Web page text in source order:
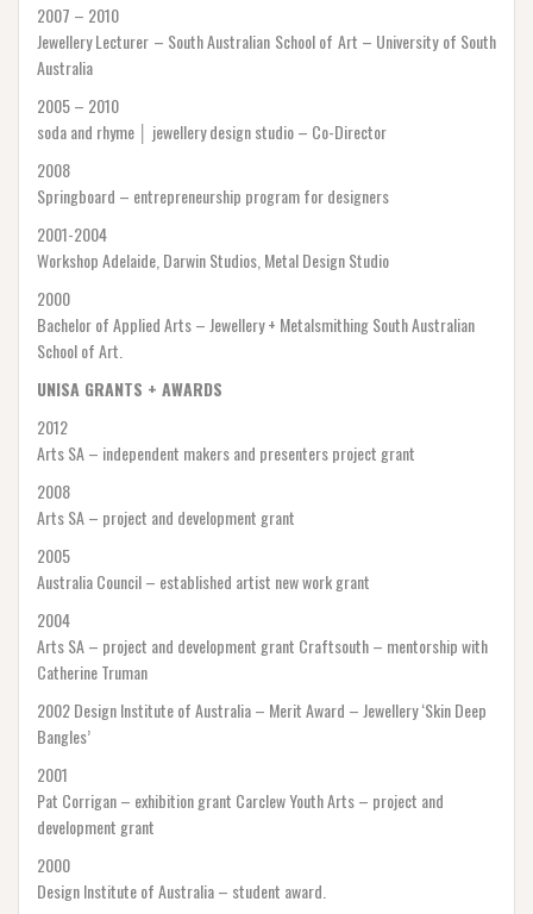
2007 – 2010
Jewellery Lecturer – South Australian School of Art – University of South
Australia
2005 – 2010
soda and rhyme │ jewellery design studio – Co-Director
2008
Springboard – entrepreneurship program for designers
2001-2004
Workshop Adelaide, Darwin Studios, Metal Design Studio
2000
Bachelor of Applied Arts – Jewellery + Metalsmithing South Australian
School of Art.
UNISA GRANTS + AWARDS
2012
Arts SA – independent makers and presenters project grant
2008
Arts SA – project and development grant
2005
Australia Council – established artist new work grant
2004
Arts SA – project and development grant Craftsouth – mentorship with
Catherine Truman
2002 Design Institute of Australia – Merit Award – Jewellery ‘Skin Deep
Bangles’
2001
Pat Corrigan – exhibition grant Carclew Youth Arts – project and
development grant
2000
Design Institute of Australia – student award.